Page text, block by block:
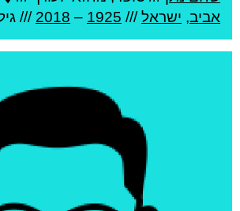
אביב, ישראל///
1925
–
2018
///